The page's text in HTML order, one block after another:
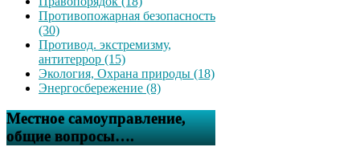
Противопожарная безопасность
(30)
Противод. экстремизму,
антитеррор (15)
Экология, Охрана природы (18)
Энергосбережение (8)
Местное самоуправление,
общие вопросы….